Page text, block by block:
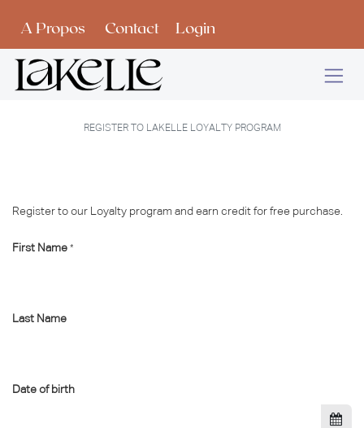
A Propos Contact Login
REGISTER TO LAKELLE LOYALTY PROGRAM
Register to our Loyalty program and earn credit for free purchase.
First Name *
Last Name
Date of birth